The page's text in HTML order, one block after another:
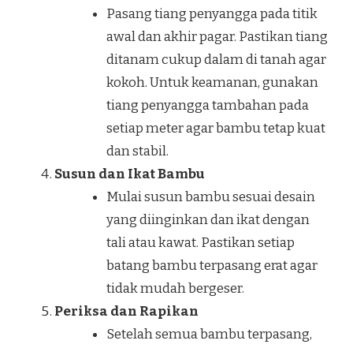
Pasang tiang penyangga pada titik
awal dan akhir pagar. Pastikan tiang
ditanam cukup dalam di tanah agar
kokoh. Untuk keamanan, gunakan
tiang penyangga tambahan pada
setiap meter agar bambu tetap kuat
dan stabil.
Susun dan Ikat Bambu
Mulai susun bambu sesuai desain
yang diinginkan dan ikat dengan
tali atau kawat. Pastikan setiap
batang bambu terpasang erat agar
tidak mudah bergeser.
Periksa dan Rapikan
Setelah semua bambu terpasang,